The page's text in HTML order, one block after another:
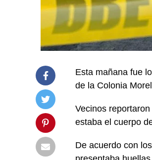
Esta mañana fue
de la Colonia
Vecinos
estaba el cuerpo
De acuerdo con